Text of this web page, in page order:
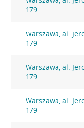
179
Warszawa, al.
179
Warszawa, al.
179
Warszawa, al.
179